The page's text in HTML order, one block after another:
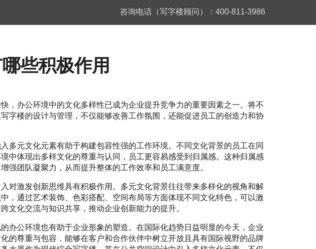
咨询电话（写字楼顾问）：400-811-3986
些积极作用
，办公环境中的文化多样性已成为企业提升竞争力的重要因素之一。将不
字楼的设计与管理，不仅能够改善工作氛围，还能促进员工的创造力和协
多元文化元素有助于构建包容性强的工作环境。不同文化背景的员工在同
中体现出多样文化的尊重与认同，员工更容易感受到归属感。这种归属感
强团队凝聚力，从而提升整体的工作效率和员工满意度。
对激发创新思维具有积极作用。多元文化背景往往带来多样化的视角和解
，通过艺术装饰、色彩搭配、空间布局等方面体现不同文化特色，可以激
文化交流与知识共享，推动企业创新能力的提升。
办公环境也有助于企业形象的塑造。在国际化趋势日益明显的今天，企业
的尊重与包容，能够在客户和合作伙伴中树立开放且具有国际视野的品牌